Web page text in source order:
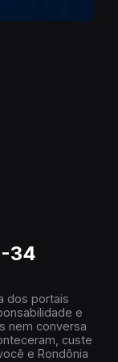
34
dos portais
e
nem conversa
custe
e Rondônia